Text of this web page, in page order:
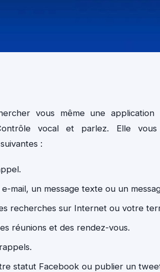
vous même une application
vocal et parlez. Elle
:
mail, un message texte ou un
recherches sur Internet ou votre
réunions et des rendez-vous.
statut Facebook ou publier un